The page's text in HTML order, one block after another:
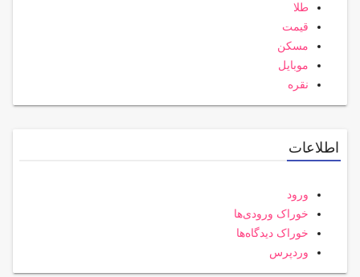
طلا
قیمت
مسکن
موبایل
نقره
اطلاعات
ورود
خوراک ورودی‌ها
خوراک دیدگاه‌ها
وردپرس